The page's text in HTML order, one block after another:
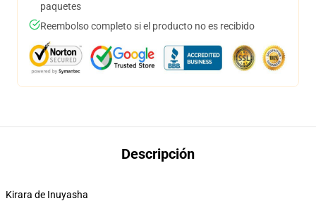
paquetes
Reembolso completo si el producto no es recibido
Descripción
Kirara de Inuyasha